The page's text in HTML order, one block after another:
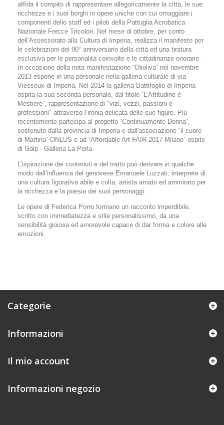
affida il compito di rappresentare allegoricamente la città, le sue
ricchezze e i suoi borghi in opere uniche con cui omaggiare i
componenti dello staff ed i piloti della Pattuglia Acrobatica
Nazionale Frecce Tricolori. Nel mese di ottobre, per conto
dell’Assessorato alla Cultura di Imperia, realizza il manifesto per
le celebrazioni del 90° anniversario della città ed una tiratura
esclusiva per le personalità coinvolte e le cittadinanze onorarie.
In occasione della nota manifestazione “Olioliva” nel novembre
2013 espone in una personale nella galleria culturale di via
Viesseux di Imperia. Nel 2014 la galleria Battifoglio di Imperia
ospita la sua seconda personale, dal titolo “L'Attitudine è
Mestiere”, rappresentazione di "vizi, vezzi, passioni e
professioni" attraverso l’ironia delicata delle sue figure. Più
recentemente partecipa al progetto “Continuamente Donna”,
sostenuto dalla provincia di Imperia e dall'associazione “il cuore
di Martina” ONLUS e ad “Affordable Art FAIR 2017-Milano” ospite
di Galp - Galleria La Perla.
L’ispirazione dei contenuti e del tratto può derivare in qualche
modo dall’influenza del genovese Emanuele Luzzati, interprete di
una cultura figurativa abile e colta, artista amato ed ammirato per
la ricchezza e la poesia dei suoi personaggi.
Le opere di Federica Porro formano un racconto imperdibile,
scritto con immediatezza e stile personalissimo, da una
sensibilità gioiosa ed amorevole capace di dar forma e colore alle
emozioni.
Categorie
Informazioni
Il mio account
Informazioni negozio